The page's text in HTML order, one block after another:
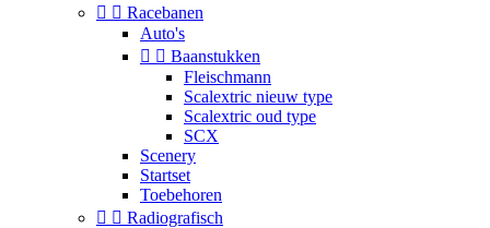
  Racebanen
Auto's
  Baanstukken
Fleischmann
Scalextric nieuw type
Scalextric oud type
SCX
Scenery
Startset
Toebehoren
  Radiografisch